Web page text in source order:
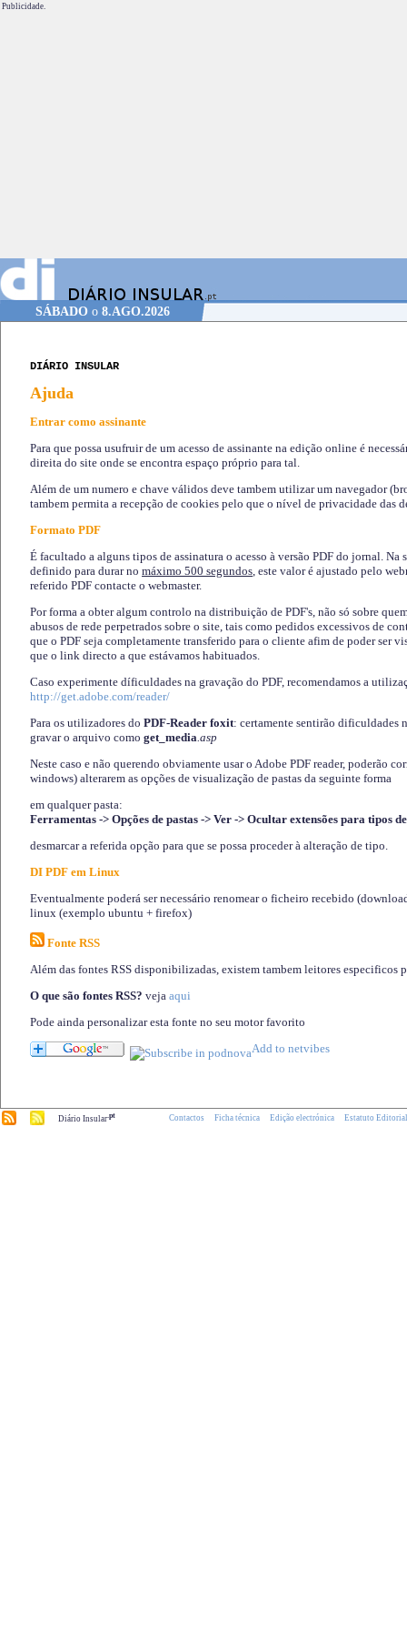
Publicidade.
SÁBADOo 8.AGO.2026
DIÁRIO INSULAR
Ajuda
Entrar como assinante
Para que possa usufruir de um acesso de assinante na edição online é
direita do site onde se encontra espaço próprio para tal.
Além de um numero e chave válidos deve tambem utilizar um navegador
tambem permita a recepção de cookies pelo que o nível de privacidade das
Formato PDF
É facultado a alguns tipos de assinatura o acesso à versão PDF do jornal. Na
definido para durar no máximo 500 segundos, este valor é ajustado pelo
referido PDF contacte o webmaster.
Por forma a obter algum controlo na distribuição de PDF's, não só sobre
abusos de rede perpetrados sobre o site, tais como pedidos excessivos de
que o PDF seja completamente transferido para o cliente afim de poder ser
que o link directo a que estávamos habituados.
Caso experimente díficuldades na gravação do PDF, recomendamos a
http://get.adobe.com/reader/
Para os utilizadores do PDF-Reader foxit: certamente sentirão dificuldades
gravar o arquivo como get_media.asp
Neste caso e não querendo obviamente usar o Adobe PDF reader, poderão
windows) alterarem as opções de visualização de pastas da seguinte forma
em qualquer pasta:
Ferramentas -> Opções de pastas -> Ver -> Ocultar extensões para tipos
desmarcar a referida opção para que se possa proceder à alteração de tipo.
DI PDF em Linux
Eventualmente poderá ser necessário renomear o ficheiro recebido
linux (exemplo ubuntu + firefox)
Fonte RSS
Além das fontes RSS disponibilizadas, existem tambem leitores especificos
O que são fontes RSS? veja aqui
Pode ainda personalizar esta fonte no seu motor favorito
Diário Insular.pt Contactos Ficha técnica Edição electrónica Estatuto Editorial